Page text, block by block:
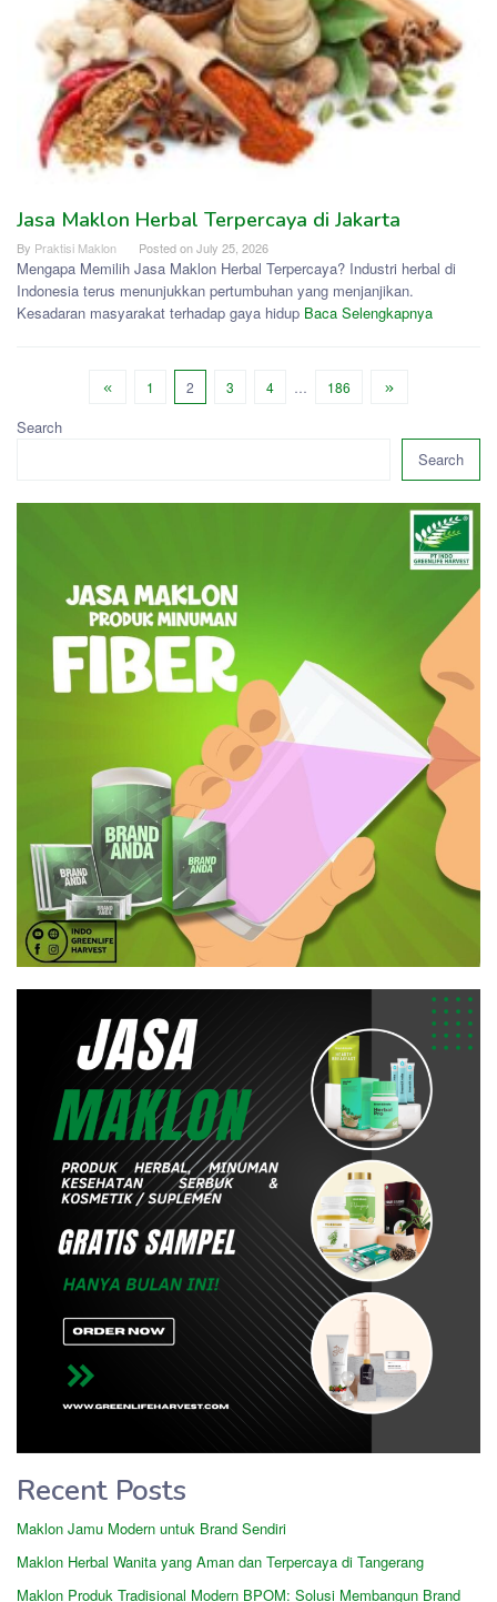
Jasa Maklon Herbal Terpercaya di Jakarta
By Praktisi Maklon Posted onJuly 25, 2026
Mengapa Memilih Jasa Maklon Herbal Terpercaya? Industri herbal di
Indonesia terus menunjukkan pertumbuhan yang menjanjikan.
Kesadaran masyarakat terhadap gaya hidup Baca Selengkapnya
1 2 3 4 … 186
Search
Search
Recent Posts
Maklon Jamu Modern untuk Brand Sendiri
Maklon Herbal Wanita yang Aman dan Terpercaya di Tangerang
Maklon Produk Tradisional Modern BPOM: Solusi Membangun Brand